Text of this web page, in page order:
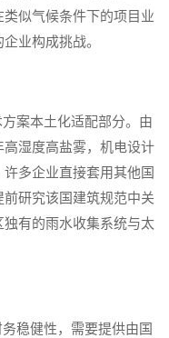
似气候条件下的项目业
业构成挑战。
案本土化适配部分。由
湿度高盐雾，机电设计
多企业直接套用其他国
研究该国建筑规范中关
有的雨水收集系统与太
稳健性，需要提供由国